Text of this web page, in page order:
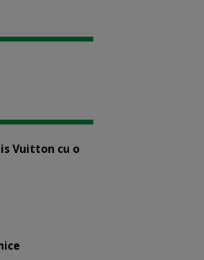
Vuitton cu o